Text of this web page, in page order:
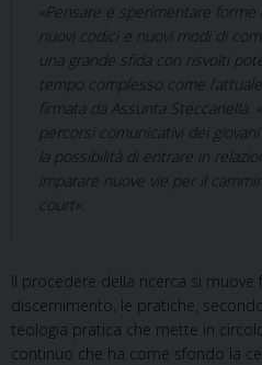
«Pensare e sperimentare
nuovi codici e nuovi modi di
una grande sfida con risvolti
tempo complesso come
firmata da Assunta Steccanella.
percorsi comunicativi dei
la possibilità di entrare in
imparare nuove vie per il
court».
Il procedere della ricerca si muove
discernimento, le pratiche,
teologia pratica che mette in
continuo che ha come sfondo la